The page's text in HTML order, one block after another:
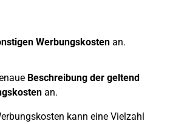
Werbungskosten an.
Beschreibung der geltend
an.
kann eine Vielzahl